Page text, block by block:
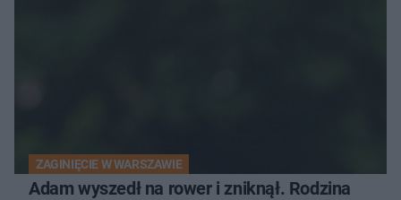
ZAGINIĘCIE W WARSZAWIE
Adam wyszedł na rower i zniknął. Rodzina